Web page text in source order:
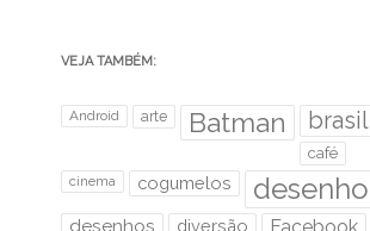
VEJA TAMBÉM:
Android arte Batman brasil
café
cinema cogumelos desenho
desenhos diversão Facebook